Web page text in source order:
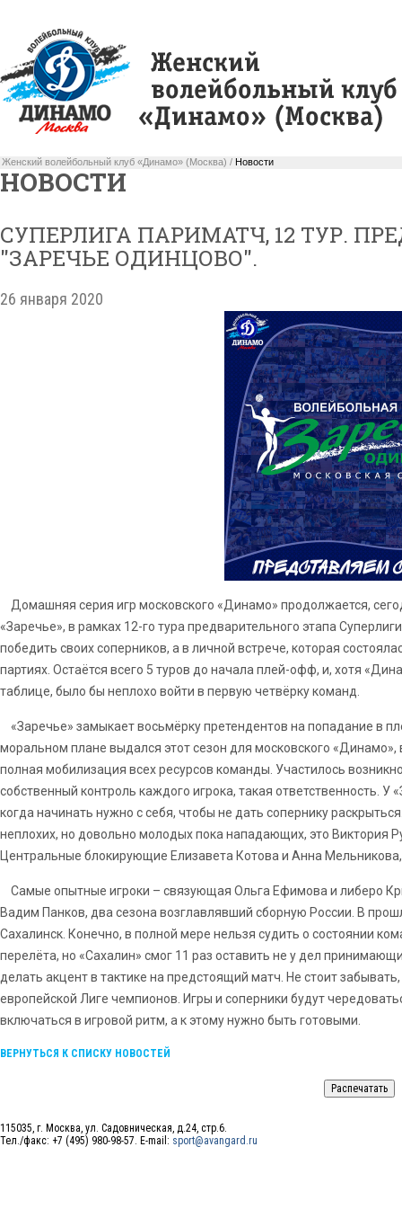
Женский волейбольный клуб «Динамо» (Москва) / Новости
НОВОСТИ
СУПЕРЛИГА ПАРИМАТЧ, 12 ТУР.
"ЗАРЕЧЬЕ ОДИНЦОВО".
26 января 2020
Домашняя серия игр московского «Динамо» продолжается,
«Заречье», в рамках 12-го тура предварительного этапа
победить своих соперников, а в личной встрече, которая
партиях. Остаётся всего 5 туров до начала плей-офф, и, хотя
таблице, было бы неплохо войти в первую четвёрку команд.
«Заречье» замыкает восьмёрку претендентов на попадание в
моральном плане выдался этот сезон для московского
полная мобилизация всех ресурсов команды. Участилось
собственный контроль каждого игрока, такая ответственность. У
когда начинать нужно с себя, чтобы не дать сопернику
неплохих, но довольно молодых пока нападающих, это Виктория
Центральные блокирующие Елизавета Котова и Анна
Самые опытные игроки – связующая Ольга Ефимова и либеро
Вадим Панков, два сезона возглавлявший сборную России. В
Сахалинск. Конечно, в полной мере нельзя судить о состоянии
перелёта, но «Сахалин» смог 11 раз оставить не у дел
делать акцент в тактике на предстоящий матч. Не стоит
европейской Лиге чемпионов. Игры и соперники будут
включаться в игровой ритм, а к этому нужно быть готовыми.
ВЕРНУТЬСЯ К СПИСКУ НОВОСТЕЙ
115035, г. Москва, ул. Садовническая, д.24, стр.6.
Тел./факс: +7 (495) 980-98-57. E-mail: sport@avangard.ru